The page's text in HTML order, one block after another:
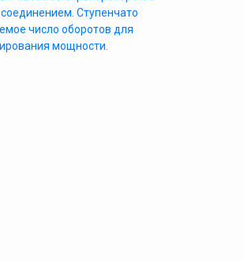
Ступенчато
число оборотов для
мощности.